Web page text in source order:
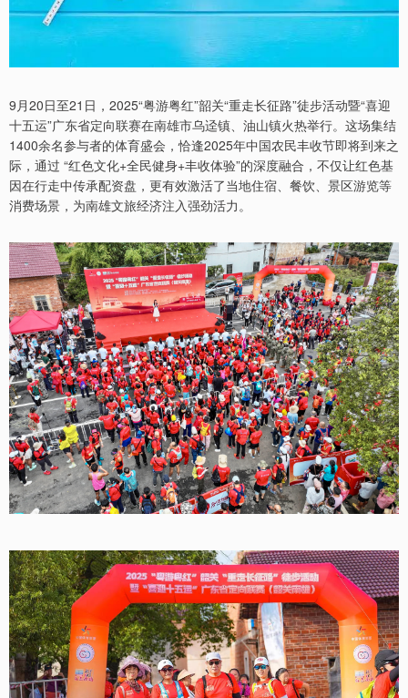
9月20日至21日，2025“粤游粤红”韶关“重走长征路”徒步活动暨“喜迎
十五运”广东省定向联赛在南雄市乌迳镇、油山镇火热举行。这场集结
1400余名参与者的体育盛会，恰逢2025年中国农民丰收节即将到来之
际，通过 “红色文化+全民健身+丰收体验”的深度融合，不仅让红色基
因在行走中传承配资盘，更有效激活了当地住宿、餐饮、景区游览等
消费场景，为南雄文旅经济注入强劲活力。